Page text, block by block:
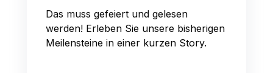
Das muss gefeiert und gelesen
werden! Erleben Sie unsere bisherigen
Meilensteine in einer kurzen Story.